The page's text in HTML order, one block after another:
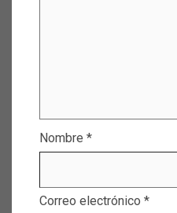
Nombre *
Correo electrónico *